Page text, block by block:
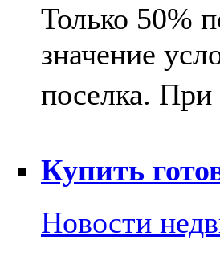
Только 50%
значение
поселка.
Купить
Новости